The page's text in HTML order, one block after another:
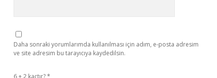
Daha sonraki yorumlarımda kullanılması için adım, e-posta adresim
ve site adresim bu tarayıcıya kaydedilsin.
6 + 2 kaçtır?*